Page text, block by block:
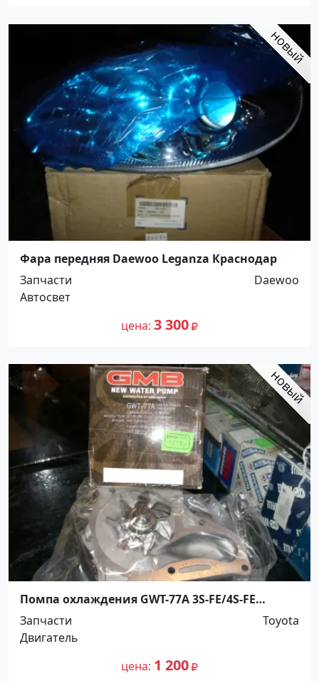
Фара передняя Daewoo Leganza Краснодар
Запчасти
Daewoo
Автосвет
цена 3 300
Помпа охлаждения GWT-77A 3S-FE/4S-FE
TOYOTA Кропоткин
Запчасти
Toyota
Двигатель
цена 1 200